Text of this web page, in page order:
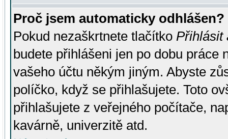
Proč jsem automaticky odhlášen?
Pokud nezaškrtnete tlačítko Přihlásit
budete přihlášeni jen po dobu práce
vašeho účtu někým jiným. Abyste
políčko, když se přihlašujete. Toto
přihlašujete z veřejného počítače,
kavárně, univerzitě atd.